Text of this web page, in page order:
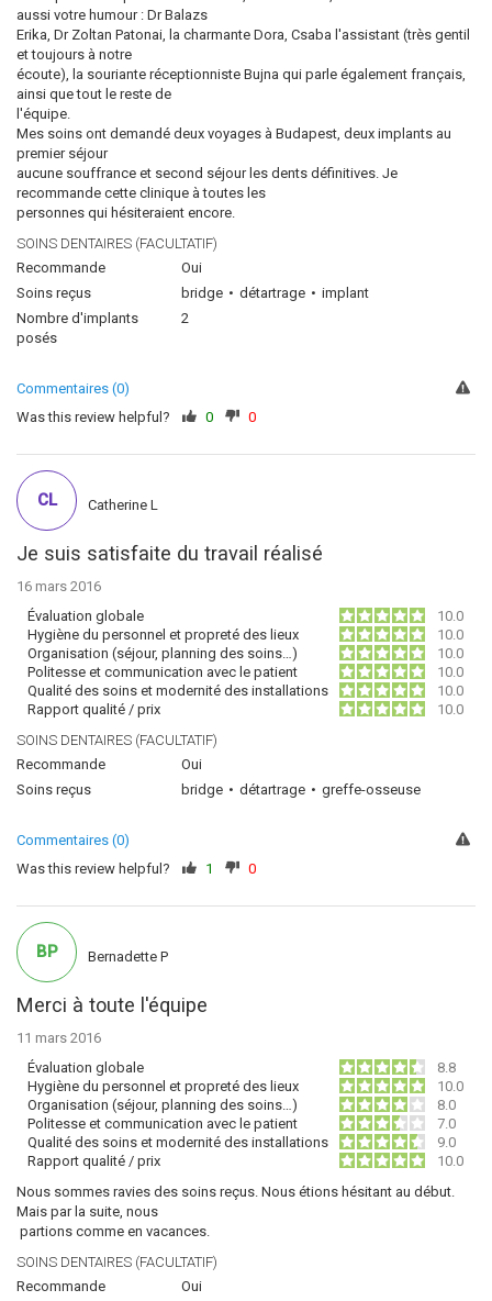
aussi votre humour : Dr Balazs
Erika, Dr Zoltan Patonai, la charmante Dora, Csaba l'assistant (très gentil
et toujours à notre
écoute), la souriante réceptionniste Bujna qui parle également français,
ainsi que tout le reste de
l'équipe.
Mes soins ont demandé deux voyages à Budapest, deux implants au
premier séjour
aucune souffrance et second séjour les dents définitives. Je
recommande cette clinique à toutes les
personnes qui hésiteraient encore.
SOINS DENTAIRES (FACULTATIF)
Recommande
Oui
Soins reçus
bridge détartrage
implant
Nombre d'implants
posés
2
Commentaires (0)
Was this review helpful?
0 0
Je suis satisfaite du travail réalisé
16 mars 2016
Évaluation globale
10.0
Hygiène du personnel et propreté des lieux
10.0
Organisation (séjour, planning des soins…)
10.0
Politesse et communication avec le patient
10.0
Qualité des soins et modernité des installations
10.0
Rapport qualité / prix
10.0
SOINS DENTAIRES (FACULTATIF)
Recommande
Oui
Soins reçus
bridge détartrage greffe-osseuse
CL Catherine L
Commentaires (0)
Was this review helpful?
1 0
Merci à toute l'équipe
11 mars 2016
Évaluation globale
8.8
Hygiène du personnel et propreté des lieux
10.0
Organisation (séjour, planning des soins…)
8.0
Politesse et communication avec le patient
7.0
Qualité des soins et modernité des installations
9.0
Rapport qualité / prix
10.0
Nous sommes ravies des soins reçus. Nous étions hésitant au début.
Mais par la suite, nous
partions comme en vacances.
SOINS DENTAIRES (FACULTATIF)
Recommande
Oui
BP Bernadette P